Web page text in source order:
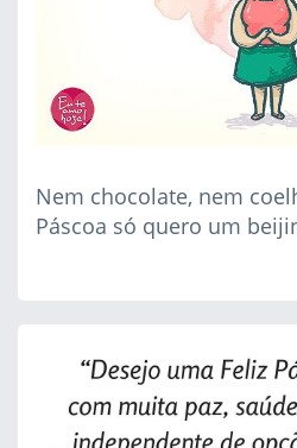
Nem chocolate, nem
Páscoa só quero um